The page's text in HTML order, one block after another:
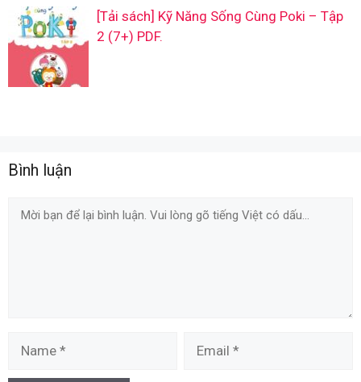
[Tải sách] Kỹ Năng Sống Cùng Poki – Tập
2 (7+) PDF.
Bình luận
Comment